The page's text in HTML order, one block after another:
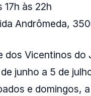
17h às 22h
Andrômeda,
dos Vicentinos do
junho a 5 de
e domingos,